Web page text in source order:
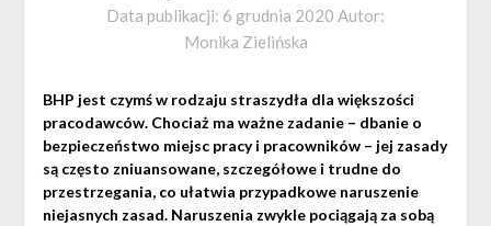
Data publikacji: 6 grudnia 2020 Autor:
Monika Zielińska
BHP jest czymś w rodzaju straszydła dla większości
pracodawców. Chociaż ma ważne zadanie – dbanie o
bezpieczeństwo miejsc pracy i pracowników – jej zasady
są często zniuansowane, szczegółowe i trudne do
przestrzegania, co ułatwia przypadkowe naruszenie
niejasnych zasad. Naruszenia zwykle pociągają za sobą